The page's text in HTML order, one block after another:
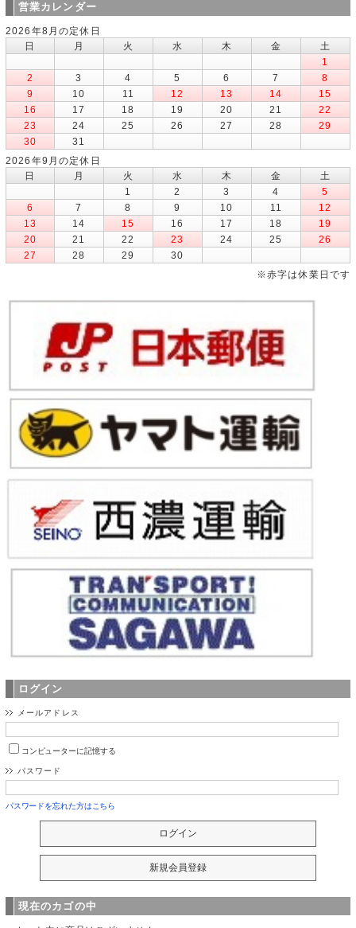
営業カレンダー
2026年8月の定休日
日
月 火 水 木 金
土
1
2
3 4 5 6 7
8
9
10 11 12 13 14
15
16
17 18 19 20 21
22
23
24 25 26 27 28
29
30
31
2026年9月の定休日
日
月 火 水 木 金
土
1
2 3 4
5
6
7 8 9 10 11
12
13
14 15 16 17 18
19
20
21 22 23 24 25
26
27
28 29
30
※赤字は休業日です
ログイン
メールアドレス
コンピューターに記憶する
パスワード
パスワードを忘れた方はこちら
現在のカゴの中